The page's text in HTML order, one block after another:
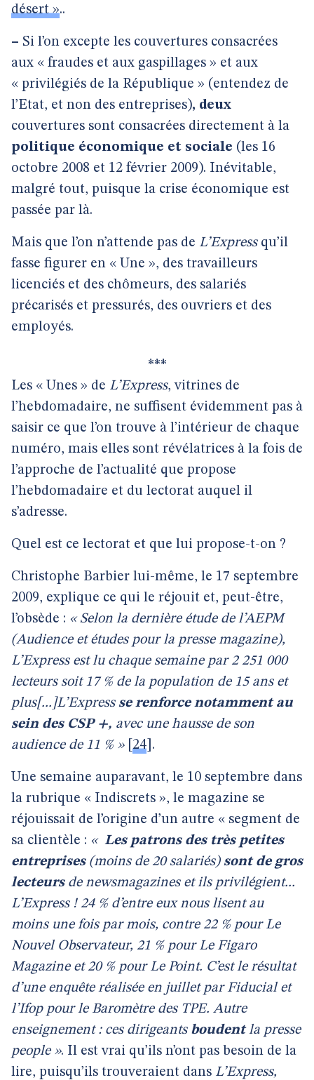
désert »..
– Si l’on excepte les couvertures consacrées
aux « fraudes et aux gaspillages » et aux
« privilégiés de la République » (entendez de
l’Etat, et non des entreprises), deux
couvertures sont consacrées directement à la
politique économique et sociale (les 16
octobre 2008 et 12 février 2009). Inévitable,
malgré tout, puisque la crise économique est
passée par là.
Mais que l’on n’attende pas de L’Expressqu’il
fasse figurer en « Une », des travailleurs
licenciés et des chômeurs, des salariés
précarisés et pressurés, des ouvriers et des
employés.
***
Les « Unes » de L’Express, vitrines de
l’hebdomadaire, ne suffisent évidemment pas à
saisir ce que l’on trouve à l’intérieur de chaque
numéro, mais elles sont révélatrices à la fois de
l’approche de l’actualité que propose
l’hebdomadaire et du lectorat auquel il
s’adresse.
Quel est ce lectorat et que lui propose-t-on ?
Christophe Barbier lui-même, le 17 septembre
2009, explique ce qui le réjouit et, peut-être,
l’obsède : « Selon la dernière étude de l’AEPM
(Audience et études pour la presse magazine),
L’Express est lu chaque semaine par 2 251 000
lecteurs soit 17 % de la population de 15 ans et
plus[...]L’Express se renforce notamment au
sein des CSP +, avec une hausse de son
audience de 11 % »[ 24 .
Une semaine auparavant, le 10 septembre dans
la rubrique « Indiscrets », le magazine se
réjouissait de l’origine d’un autre « segment de
sa clientèle : « Les patrons des très petites
entreprises (moins de 20 salariés) sont de gros
lecteurs de newsmagazines et ils privilégient...
L’Express! 24 % d’entre eux nous lisent au
moins une fois par mois, contre 22 % pourLe
Nouvel Observateur, 21 % pour Le Figaro
Magazine et 20 % pour Le Point. C’est le résultat
d’une enquête réalisée en juillet par Fiducial et
l’Ifop pour le Baromètre des TPE. Autre
enseignement : ces dirigeants boudentla presse
people ». Il est vrai qu’ils n’ont pas besoin de la
lire, puisqu’ils trouveraient dans L’Express,